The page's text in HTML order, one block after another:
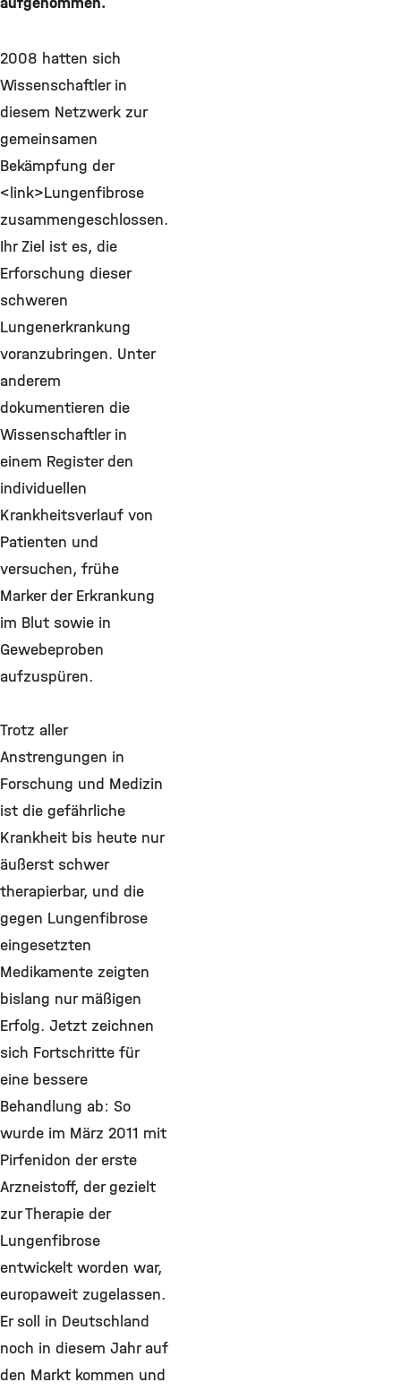
2008 hatten sich
Wissenschaftler in
diesem Netzwerk zur
gemeinsamen
Bekämpfung der
<link>Lungenfibrose
zusammengeschlossen.
Ihr Ziel ist es, die
Erforschung dieser
schweren
Lungenerkrankung
voranzubringen. Unter
anderem
dokumentieren die
Wissenschaftler in
einem Register den
individuellen
Krankheitsverlauf von
Patienten und
versuchen, frühe
Marker der Erkrankung
im Blut sowie in
Gewebeproben
aufzuspüren.
Trotz aller
Anstrengungen in
Forschung und Medizin
ist die gefährliche
Krankheit bis heute nur
äußerst schwer
therapierbar, und die
gegen Lungenfibrose
eingesetzten
Medikamente zeigten
bislang nur mäßigen
Erfolg. Jetzt zeichnen
sich Fortschritte für
eine bessere
Behandlung ab: So
wurde im März 2011 mit
Pirfenidon der erste
Arzneistoff, der gezielt
zur Therapie der
Lungenfibrose
entwickelt worden war,
europaweit zugelassen.
Er soll in Deutschland
noch in diesem Jahr auf
den Markt kommen und